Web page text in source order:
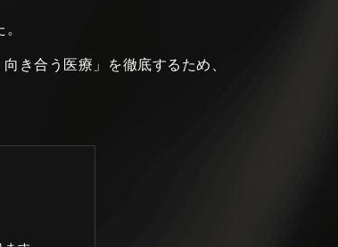
き合う医療」を徹底するため、